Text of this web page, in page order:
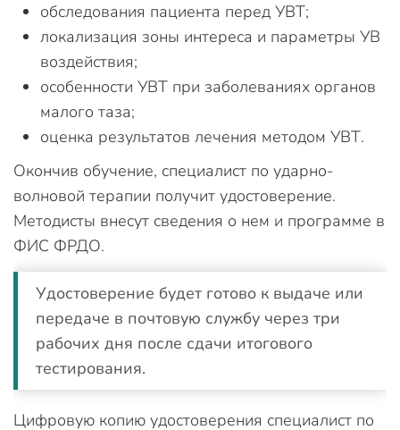
обследования пациента перед УВТ;
локализация зоны интереса и параметры УВ
воздействия;
особенности УВТ при заболеваниях органов
малого таза;
оценка результатов лечения методом УВТ.
Окончив обучение, специалист по ударно-
волновой терапии получит удостоверение.
Методисты внесут сведения о нем и программе в
ФИС ФРДО.
Удостоверение будет готово к выдаче или
передаче в почтовую службу через три
рабочих дня после сдачи итогового
тестирования.
Цифровую копию удостоверения специалист по